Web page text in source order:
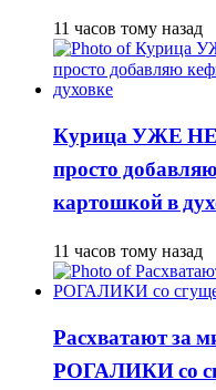
11 часов тому назад
Курица УЖЕ
просто
картошкой в
11 часов тому назад
Расхватают за
РОГАЛИКИ со